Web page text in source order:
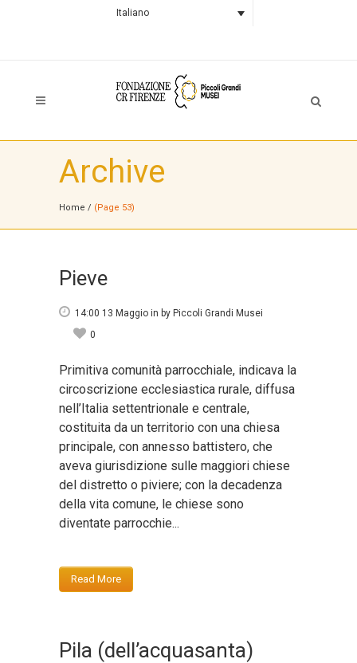
Italiano
Archive
Home / (Page 53)
Pieve
14:00 13 Maggio in by Piccoli Grandi Musei
0
Primitiva comunità parrocchiale, indicava la
circoscrizione ecclesiastica rurale, diffusa
nell’Italia settentrionale e centrale,
costituita da un territorio con una chiesa
principale, con annesso battistero, che
aveva giurisdizione sulle maggiori chiese
del distretto o piviere; con la decadenza
della vita comune, le chiese sono
diventate parrocchie...
Read More
Pila (dell’acquasanta)